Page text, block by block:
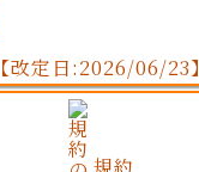
【改定日:2026/06/23】